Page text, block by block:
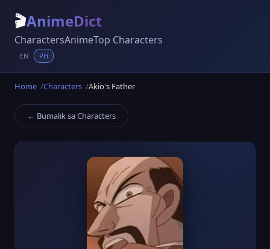
🎬AnimeDict
CharactersAnimeTop Characters
EN PH
Home Characters Akio's Father
← Bumalik sa Characters